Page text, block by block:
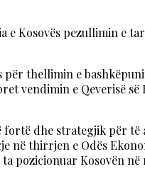
Kosovës pezullimin e
thellimin e
vendimin e Qeverisë
dhe strategjik për
në thirrjen e Odës
Kosovën